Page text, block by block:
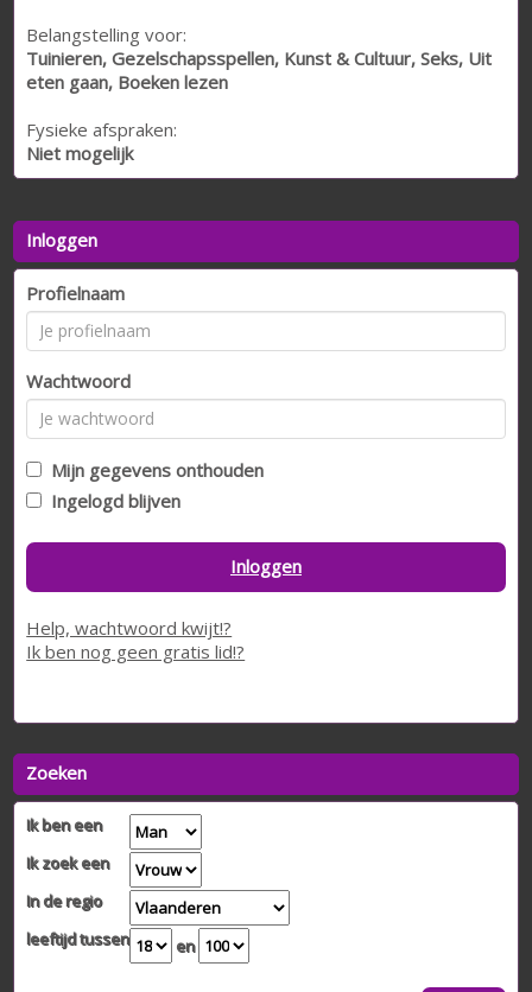
Belangstelling voor:
Tuinieren, Gezelschapsspellen, Kunst & Cultuur, Seks, Uit
eten gaan, Boeken lezen
Fysieke afspraken:
Niet mogelijk
Inloggen
Profielnaam
Wachtwoord
Mijn gegevens onthouden
Ingelogd blijven
Inloggen
Help, wachtwoord kwijt!?
Ik ben nog geen gratis lid!?
Zoeken
Ik ben een
Ik zoek een
In de regio
leeftijd tussen
en